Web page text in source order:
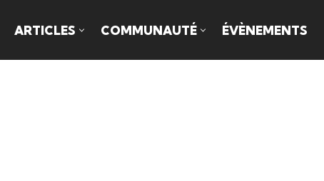
ARTICLES COMMUNAUTÉ ÉVÈNEMENTS